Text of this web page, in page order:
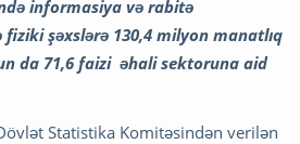
informasiya və rabitə
şəxslərə 130,4 milyon manatlıq
da 71,6 faizi əhali sektoruna aid
Statistika Komitəsindən verilən